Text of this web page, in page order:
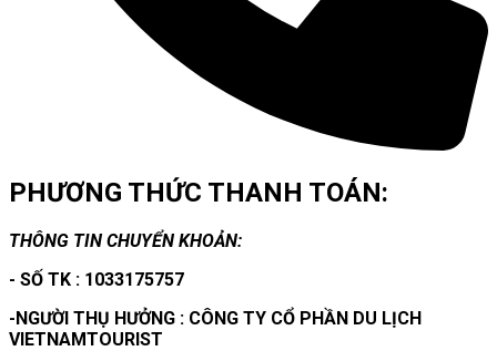
PHƯƠNG THỨC THANH TOÁN:
THÔNG TIN CHUYỂN KHOẢN:
- SỐ TK : 1033175757
-NGƯỜI THỤ HƯỞNG : CÔNG TY CỔ PHẦN DU LỊCH
VIETNAMTOURIST